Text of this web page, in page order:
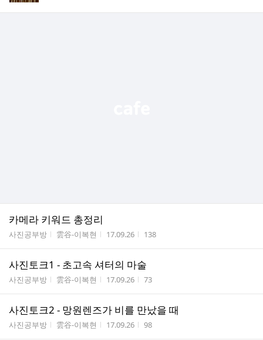
카메라 키워드 총정리
게시판명
사진공부방 작성자
雲谷-이복현 작성시간
17.09.26 조회수
138
사진토크1 - 초고속 셔터의 마술
게시판명
사진공부방 작성자
雲谷-이복현 작성시간
17.09.26 조회수
73
사진토크2 - 망원렌즈가 비를 만났을 때
게시판명
사진공부방 작성자
雲谷-이복현 작성시간
17.09.26 조회수
98